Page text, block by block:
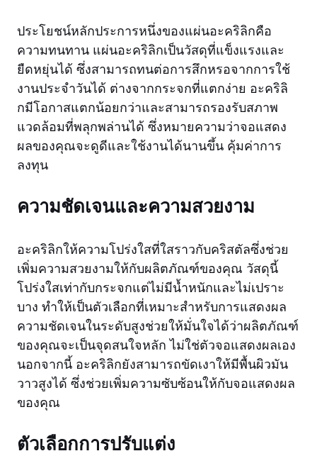
ประโยชน์หลักประการหนึ่งของแผ่นอะคริลิกคือ
ความทนทาน แผ่นอะคริลิกเป็นวัสดุที่แข็งแรงและ
ยืดหยุ่นได้ ซึ่งสามารถทนต่อการสึกหรอจากการใช้
งานประจำวันได้ ต่างจากกระจกที่แตกง่าย อะคริลิ
กมีโอกาสแตกน้อยกว่าและสามารถรองรับสภาพ
แวดล้อมที่พลุกพล่านได้ ซึ่งหมายความว่าจอแสดง
ผลของคุณจะดูดีและใช้งานได้นานขึ้น คุ้มค่าการ
ลงทุน
ความชัดเจนและความสวยงาม
อะคริลิกให้ความโปร่งใสที่ใสราวกับคริสตัลซึ่งช่วย
เพิ่มความสวยงามให้กับผลิตภัณฑ์ของคุณ วัสดุนี้
โปร่งใสเท่ากับกระจกแต่ไม่มีน้ำหนักและไม่เปราะ
บาง ทำให้เป็นตัวเลือกที่เหมาะสำหรับการแสดงผล
ความชัดเจนในระดับสูงช่วยให้มั่นใจได้ว่าผลิตภัณฑ์
ของคุณจะเป็นจุดสนใจหลัก ไม่ใช่ตัวจอแสดงผลเอง
นอกจากนี้ อะคริลิกยังสามารถขัดเงาให้มีพื้นผิวมัน
วาวสูงได้ ซึ่งช่วยเพิ่มความซับซ้อนให้กับจอแสดงผล
ของคุณ
ตัวเลือกการปรับแต่ง